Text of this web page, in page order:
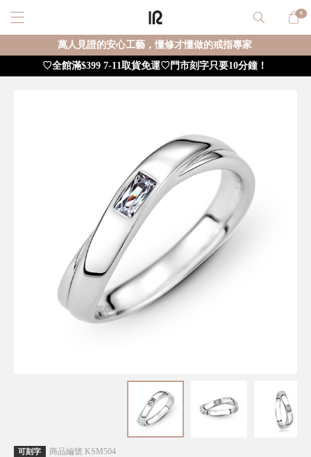
0
萬人見證的安心工藝，懂修才懂做的戒指專家
♡全館滿$399 7-11取貨免運♡門市刻字只要10分鐘！
可刻字 商品編號 KSM504